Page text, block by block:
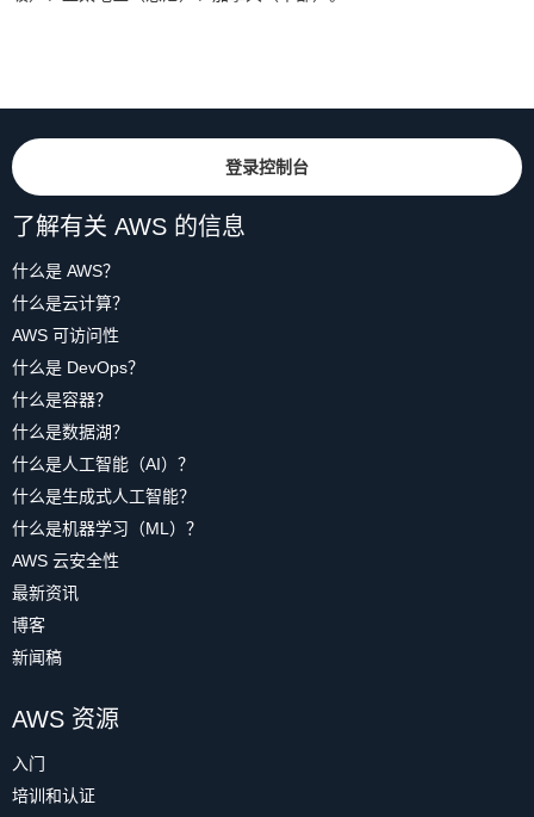
登录控制台
了解有关 AWS 的信息
什么是 AWS？
什么是云计算？
AWS 可访问性
什么是 DevOps？
什么是容器？
什么是数据湖？
什么是人工智能（AI）？
什么是生成式人工智能？
什么是机器学习（ML）？
AWS 云安全性
最新资讯
博客
新闻稿
AWS 资源
入门
培训和认证